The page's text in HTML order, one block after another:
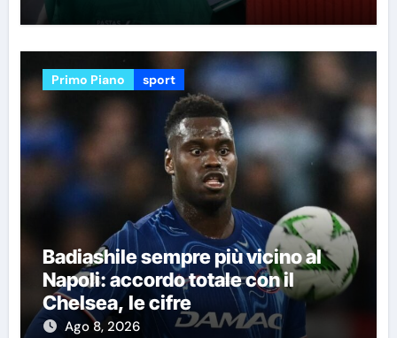
Primo Piano sport
Badiashile sempre più vicino al
Napoli: accordo totale con il
Chelsea, le cifre
Ago 8, 2026